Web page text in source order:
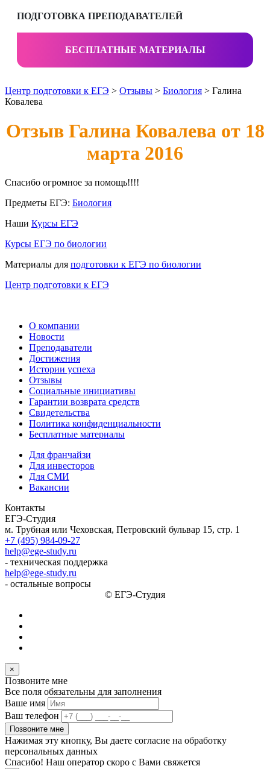
ПОДГОТОВКА ПРЕПОДАВАТЕЛЕЙ
БЕСПЛАТНЫЕ МАТЕРИАЛЫ
Центр подготовки к ЕГЭ > Отзывы > Биология > Галина
Ковалева
Отзыв Галина Ковалева от 18
марта 2016
Спасибо огромное за помощь!!!!
Предметы ЕГЭ: Биология
Наши Курсы ЕГЭ
Курсы ЕГЭ по биологии
Материалы для подготовки к ЕГЭ по биологии
Центр подготовки к ЕГЭ
О компании
Новости
Преподаватели
Достижения
Истории успеха
Отзывы
Социальные инициативы
Гарантии возврата средств
Свидетельства
Политика конфиденциальности
Бесплатные материалы
Для франчайзи
Для инвесторов
Для СМИ
Вакансии
Контакты
ЕГЭ-Студия
м. Трубная или Чеховская, Петровский бульвар 15, стр. 1
+7 (495) 984-09-27
help@ege-study.ru
- техническая поддержка
help@ege-study.ru
- остальные вопросы
© ЕГЭ-Студия
×
Позвоните мне
Все поля обязательны для заполнения
Ваше имя
Ваш телефон
Позвоните мне
Нажимая эту кнопку, Вы даете согласие на обработку
персональных данных
Спасибо! Наш оператор скоро с Вами свяжется